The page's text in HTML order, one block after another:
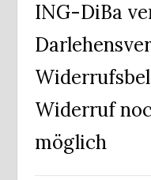
ING-DiBa
Widerruf
möglich